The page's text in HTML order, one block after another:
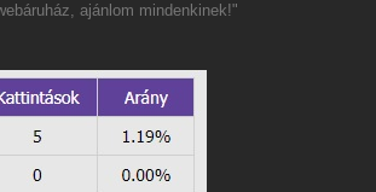
ajánlom mindenkinek!"